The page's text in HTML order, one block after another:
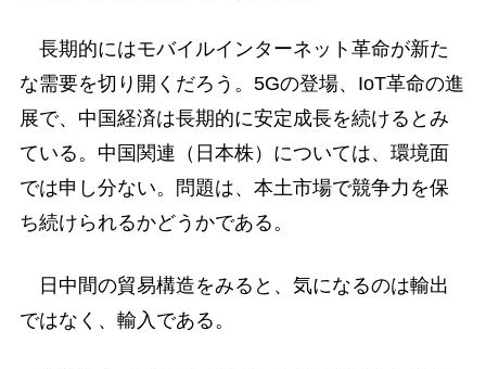
長期的にはモバイルインターネット革命が新た
な需要を切り開くだろう。5Gの登場、IoT革命の進
展で、中国経済は長期的に安定成長を続けるとみ
ている。中国関連（日本株）については、環境面
では申し分ない。問題は、本土市場で競争力を保
ち続けられるかどうかである。
日中間の貿易構造をみると、気になるのは輸出
ではなく、輸入である。